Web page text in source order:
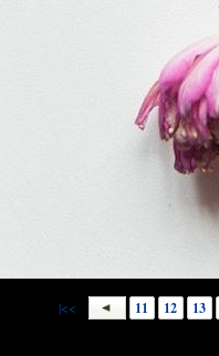
|<< 11 12 13